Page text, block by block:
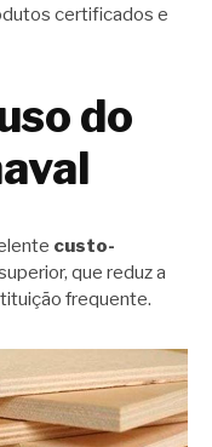
certificados e
do
custo-
que reduz a
frequente.